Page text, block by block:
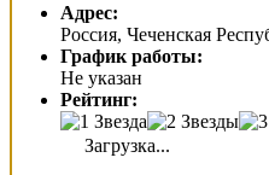
Адрес:
Россия, Чеченская
График работы:
Не указан
Рейтинг:
Загрузка...